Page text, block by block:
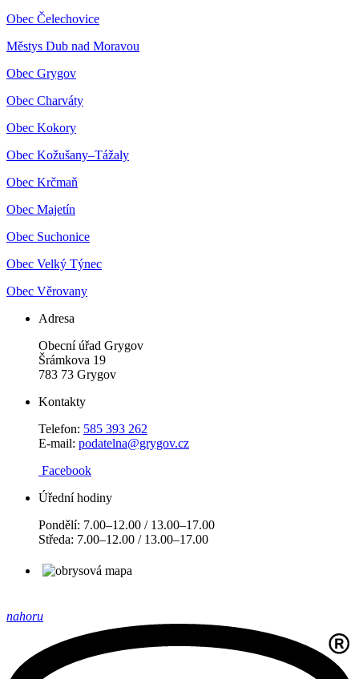
Obec Čelechovice
Městys Dub nad Moravou
Obec Grygov
Obec Charváty
Obec Kokory
Obec Kožušany–Tážaly
Obec Krčmaň
Obec Majetín
Obec Suchonice
Obec Velký Týnec
Obec Věrovany
Adresa
Obecní úřad Grygov
Šrámkova 19
783 73 Grygov
Kontakty
Telefon: 585 393 262
E-mail: podatelna@grygov.cz
Facebook
Úřední hodiny
Pondělí: 7.00–12.00 / 13.00–17.00
Středa: 7.00–12.00 / 13.00–17.00
nahoru